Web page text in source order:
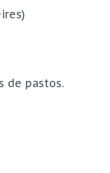
de pastos.